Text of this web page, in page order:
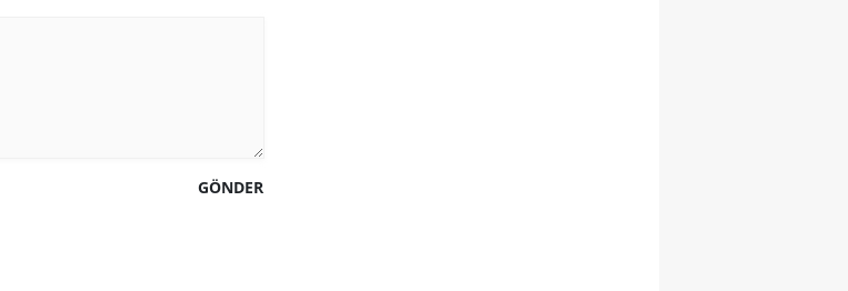
GÖNDER